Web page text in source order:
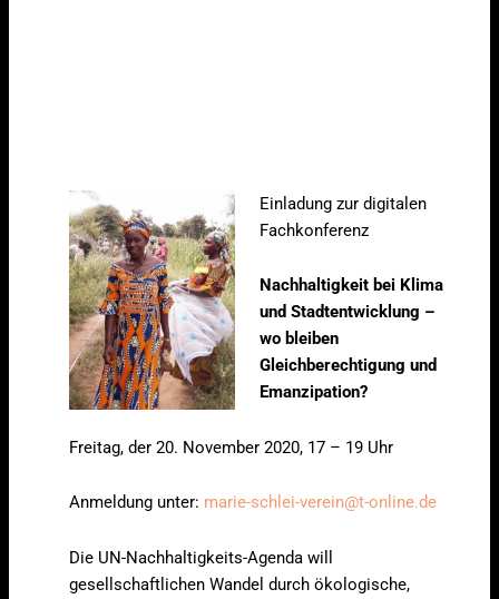
Einladung zur digitalen
Fachkonferenz
Nachhaltigkeit bei Klima
und Stadtentwicklung –
wo bleiben
Gleichberechtigung und
Emanzipation?
Freitag, der 20. November 2020, 17 – 19 Uhr
Anmeldung unter: marie-schlei-verein@t-online.de
Die UN-Nachhaltigkeits-Agenda will
gesellschaftlichen Wandel durch ökologische,